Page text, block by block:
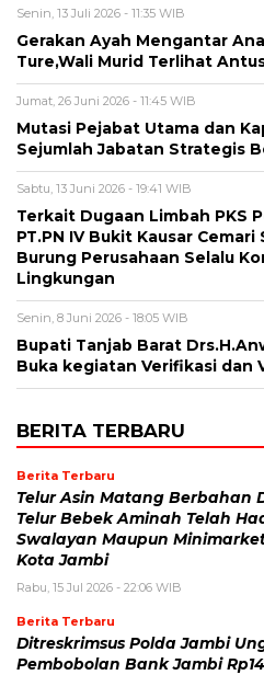
Senin, 13 Juli 2026 - 11:35 WIB
Gerakan Ayah Mengantar
Ture,Wali Murid Terlihat
Jumat, 26 Juni 2026 - 11:45 WIB
Mutasi Pejabat Utama dan
Sejumlah Jabatan Strategis
Sabtu, 13 Juni 2026 - 19:41 WIB
Terkait Dugaan Limbah PKS
PT.PN IV Bukit Kausar
Burung Perusahaan Selalu
Lingkungan
Senin, 8 Juni 2026 - 18:05 WIB
Bupati Tanjab Barat
Buka kegiatan Verifikasi dan
BERITA TERBARU
Berita Terbaru
Telur Asin Matang Berbahan
Telur Bebek Aminah Telah
Swalayan Maupun
Kota Jambi
Rabu, 15 Jul 2026 - 22:06 WIB
Berita Terbaru
Ditreskrimsus Polda Jambi
Pembobolan Bank Jambi